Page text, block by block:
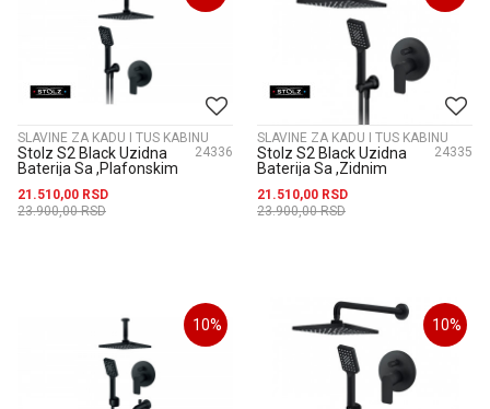
SLAVINE ZA KADU I TUS KABINU
24336
Stolz S2 Black Uzidna
Baterija Sa ,Plafonskim
Ručnim Tušem ...
21.510,00 RSD
23.900,00RSD
SLAVINE ZA KADU I TUS KABINU
24335
Stolz S2 Black Uzidna
Baterija Sa ,Zidnim
Ručnim Tušem 23160...
21.510,00 RSD
23.900,00RSD
10% 10%